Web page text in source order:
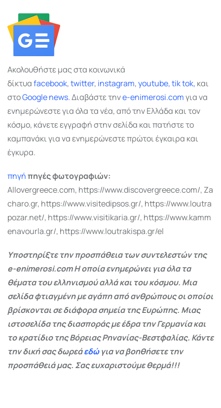
Ακολουθήστε μας στα κοινωνικά
δίκτυαfacebook,twitter, instagram,youtube,tik tok, και
στοGooglenews.Διαβάστε τηνe-enimerosi.comγια να
ενημερώνεστε για όλα τα νέα, από την Ελλάδα και τον
κόσμο, κάνετε εγγραφή στην σελίδα και πατήστε το
καμπανάκι για να ενημερώνεστε πρώτοι έγκαιρα και
έγκυρα.
πηγήπηγές φωτογραφιών:
Allovergreece.com, https://www.discovergreece.com/, Za
charo.gr, https://www.visitedipsos.gr/, https://www.loutra
pozar.net/, https://www.visitikaria.gr/, https://www.kamm
enavourla.gr/, https://www.loutrakispa.gr/el
Υποστηρίξτε την προσπάθεια των συντελεστών της
e-enimerosi.com Η οποία ενημερώνει για όλα τα
θέματα του ελληνισμού αλλά και του κόσμου. Μια
σελίδα φτιαγμένη με αγάπη από ανθρώπους οι οποίοι
βρίσκονται σε διάφορα σημεία της Ευρώπης. Μιας
ιστοσελίδα της διασποράς με έδρα την Γερμανία και
το κρατίδιο της Βόρειας Ρηνανίας-Βεστφαλίας. Κάντε
την δική σας δωρεάεδώγια να βοηθήσετε την
προσπάθειά μας. Σας ευχαριστούμε θερμά!!!